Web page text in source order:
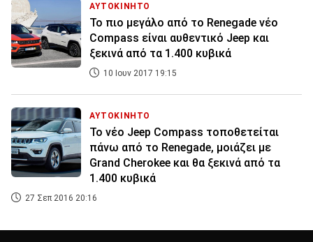
ΑΥΤΟΚΙΝΗΤΟ
Το πιο μεγάλο από το Renegade νέο
Compass είναι αυθεντικό Jeep και
ξεκινά από τα 1.400 κυβικά
10 Ιουν 2017 19:15
ΑΥΤΟΚΙΝΗΤΟ
Το νέο Jeep Compass τοποθετείται
πάνω από το Renegade, μοιάζει με
Grand Cherokee και θα ξεκινά από τα
1.400 κυβικά
27 Σεπ 2016 20:16